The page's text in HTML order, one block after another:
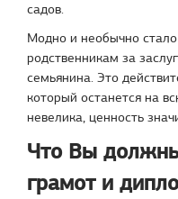
садов.
Модно и необычно
родственникам за
семьянина. Это
который останется на
невелика, ценность
Что Вы
грамот и